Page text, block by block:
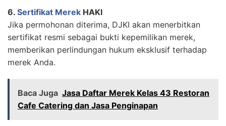
6. Sertifikat Merek HAKI
Jika permohonan diterima, DJKI akan menerbitkan
sertifikat resmi sebagai bukti kepemilikan merek,
memberikan perlindungan hukum eksklusif terhadap
merek Anda.
Baca Juga Jasa Daftar Merek Kelas 43 Restoran
Cafe Catering dan Jasa Penginapan